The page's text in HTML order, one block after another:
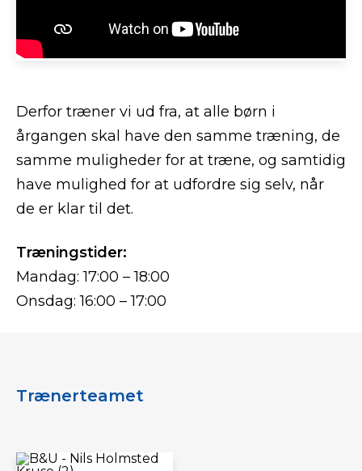
Derfor træner vi ud fra, at alle børn i
årgangen skal have den samme træning, de
samme muligheder for at træne, og samtidig
have mulighed for at udfordre sig selv, når
de er klar til det.
Træningstider:
Mandag: 17:00 – 18:00
Onsdag: 16:00 – 17:00
Trænerteamet